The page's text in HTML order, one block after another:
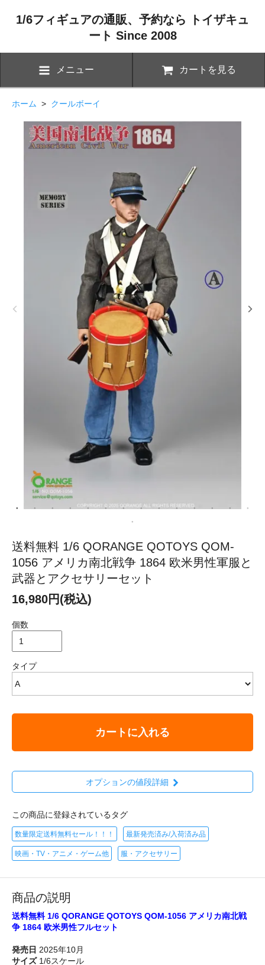
1/6フィギュアの通販、予約なら トイザキュ
ート Since 2008
メニュー カートを見る
ホーム > クールボーイ
送料無料 1/6 QORANGE QOTOYS QOM-
1056 アメリカ南北戦争 1864 欧米男性軍服と
武器とアクセサリーセット
16,980円(税込)
個数
タイプ
カートに入れる
オプションの値段詳細
この商品に登録されているタグ
数量限定送料無料セール！！！ 最新発売済み/入荷済み品
映画・TV・アニメ・ゲーム他 服・アクセサリー
商品の説明
送料無料 1/6 QORANGE QOTOYS QOM-1056 アメリカ南北戦
争 1864 欧米男性フルセット
発売日 2025年10月
サイズ1/6スケール